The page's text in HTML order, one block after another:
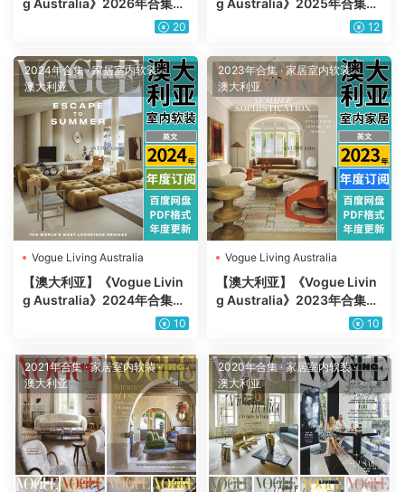
g Australia》2026年合集时
尚室内 软装空间设计文化艺20
g Australia》2025年合集时
尚室内 软装空间设计文化艺12
2024年合集·家居室内软装·
澳大利亚
Vogue Living Australia
【澳大利亚】《Vogue Livin
g Australia》2024年合集时
尚室内 软装空间设计文化艺10
2023年合集·家居室内软装·
澳大利亚
Vogue Living Australia
【澳大利亚】《Vogue Livin
g Australia》2023年合集时
尚室内 软装空间设计文化艺10
2021年合集·家居室内软装·
澳大利亚
2020年合集·家居室内软装·
澳大利亚